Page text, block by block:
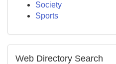
Society
Sports
Web Directory Search